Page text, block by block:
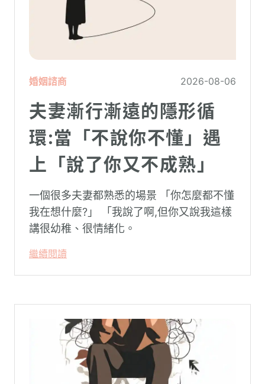
婚姻諮商 2026-08-06
夫妻漸行漸遠的隱形循
環:當「不說你不懂」遇
上「說了你又不成熟」
一個很多夫妻都熟悉的場景 「你怎麼都不懂
我在想什麼?」 「我說了啊,但你又說我這樣
講很幼稚、很情緒化。
繼續閱讀